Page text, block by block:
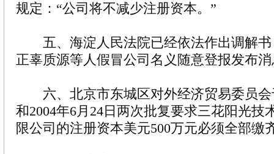
规定：“公司将不减少注册资本。”
五、海淀人民法院已经依法作出调解书
正辜质源等人假冒公司名义随意登报发布
六、北京市东城区对外经济贸易委员会
和2004年6月24日两次批复要求三花阳光技
限公司的注册资本美元500万元必须全部缴